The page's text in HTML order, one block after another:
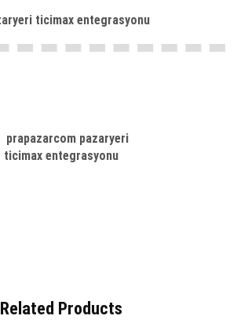
Related Products